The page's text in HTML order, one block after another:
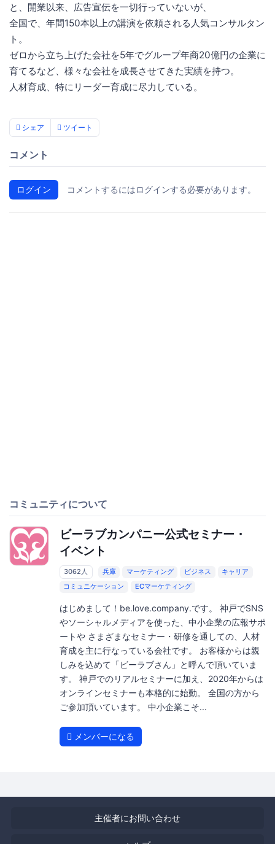
と、開業以来、広告宣伝を一切行っていないが、
全国で、年間150本以上の講演を依頼される人気コンサルタン
ト。
ゼロから立ち上げた会社を5年でグループ年商20億円の企業に
育てるなど、様々な会社を成長させてきた実績を持つ。
人材育成、特にリーダー育成に尽力している。
シェア ツイート
コメント
ログイン コメントするにはログインする必要があります。
コミュニティについて
ビーラブカンパニー公式セミナー・
イベント
3062人 兵庫 マーケティング ビジネス
キャリア
コミュニケーション
ECマーケティング
はじめまして！be.love.company.です。 神戸でSNS
やソーシャルメディアを使った、中小企業の広報サポ
ートや さまざまなセミナー・研修を通しての、人材
育成を主に行なっている会社です。 お客様からは親
しみを込めて「ビーラブさん」と呼んで頂いていま
す。 神戸でのリアルセミナーに加え、2020年からは
オンラインセミナーも本格的に始動。 全国の方から
ご参加頂いています。 中小企業こそ...
メンバーになる
主催者にお問い合わせ